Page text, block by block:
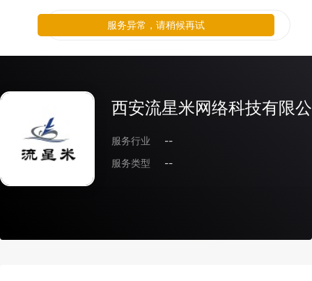
西安流星米网络科技有限
服务行业
--
服务类型
--
服务异常，请稍候再试